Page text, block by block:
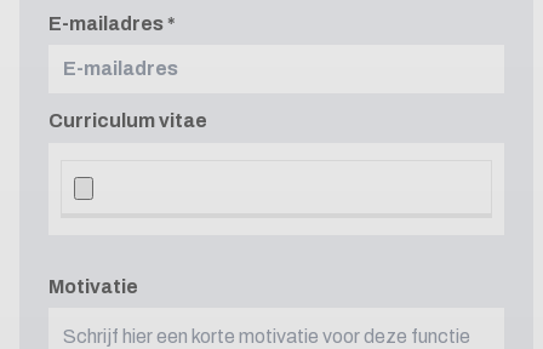
E-mailadres
Curriculum vitae
Motivatie